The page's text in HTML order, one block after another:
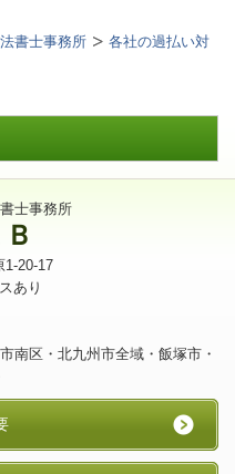
書士事務所
各社の過払い対
士事務所
1-20-17
あり
南区・北九州市全域・飯塚市・